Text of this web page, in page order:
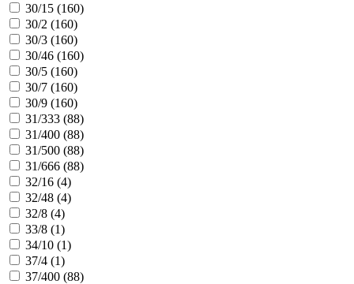
30/15 (160)
30/2 (160)
30/3 (160)
30/46 (160)
30/5 (160)
30/7 (160)
30/9 (160)
31/333 (88)
31/400 (88)
31/500 (88)
31/666 (88)
32/16 (4)
32/48 (4)
32/8 (4)
33/8 (1)
34/10 (1)
37/4 (1)
37/400 (88)